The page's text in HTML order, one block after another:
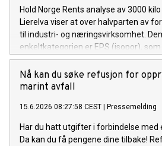
Hold Norge Rents analyse av 3000
Lierelva viser at over halvparten av
til industri- og næringsvirksomhet.
enkeltkategorien er EPS (isopor),
bygge- og anleggsplasser.
Nå kan du søke refusjon for
marint avfall
15.6.2026 08:27:58 CEST | Pressemelding
Har du hatt utgifter i forbindelse med
Da kan du få pengene dine tilbake!